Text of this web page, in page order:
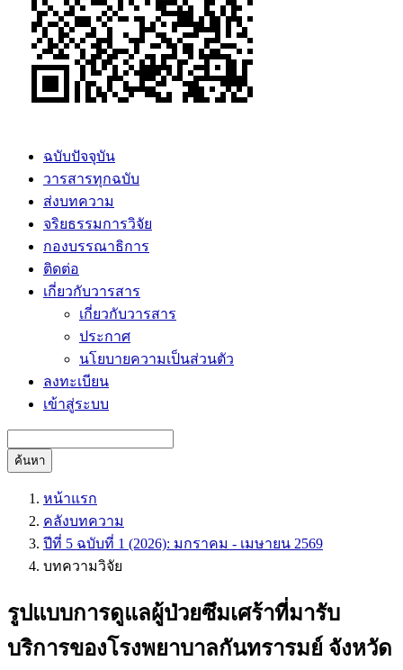
ฉบับปัจจุบัน
วารสารทุกฉบับ
ส่งบทความ
จริยธรรมการวิจัย
กองบรรณาธิการ
ติดต่อ
เกี่ยวกับวารสาร
เกี่ยวกับวารสาร
ประกาศ
นโยบายความเป็นส่วนตัว
ลงทะเบียน
เข้าสู่ระบบ
ค้นหา
หน้าแรก
คลังบทความ
ปีที่ 5 ฉบับที่ 1 (2026): มกราคม - เมษายน 2569
บทความวิจัย
รูปแบบการดูแลผู้ป่วยซึมเศร้าที่มารับ
บริการของโรงพยาบาลกันทรารมย์ จังหวัด